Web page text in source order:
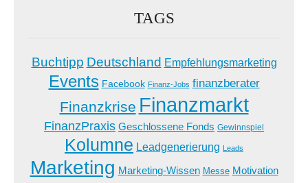
TAGS
Buchtipp Deutschland Empfehlungsmarketing
Events Facebook Finanz-Jobs finanzberater
Finanzkrise Finanzmarkt
FinanzPraxis Geschlossene Fonds Gewinnspiel
Kolumne Leadgenerierung Leads
Marketing Marketing-Wissen Messe Motivation